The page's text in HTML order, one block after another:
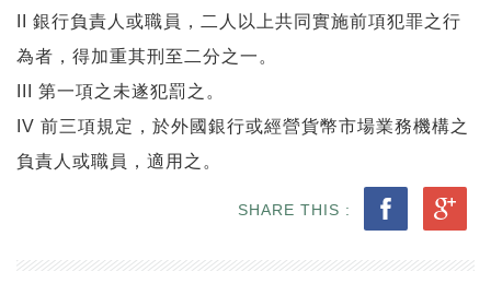
II 銀行負責人或職員，二人以上共同實施前項犯罪之行
為者，得加重其刑至二分之一。
III 第一項之未遂犯罰之。
IV 前三項規定，於外國銀行或經營貨幣市場業務機構之
負責人或職員，適用之。
SHARE THIS :